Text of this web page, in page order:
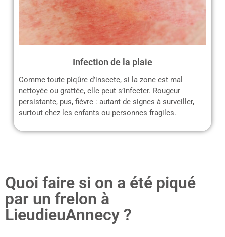
Infection de la plaie
Comme toute piqûre d’insecte, si la zone est mal
nettoyée ou grattée, elle peut s’infecter. Rougeur
persistante, pus, fièvre : autant de signes à surveiller,
surtout chez les enfants ou personnes fragiles.
Quoi faire si on a été piqué
par un frelon à
LieudieuAnnecy ?